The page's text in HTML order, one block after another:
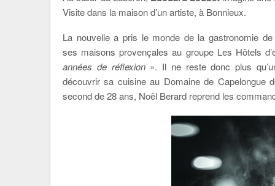
Visite dans la maison d’un artiste, à Bonnieux.
La nouvelle a pris le monde de la gastronomie
ses maisons provençales au groupe Les Hôtels
années de réflexion». Il ne reste donc plus
découvrir sa cuisine au Domaine de Capelongue
second de 28 ans, Noël Berard reprend les